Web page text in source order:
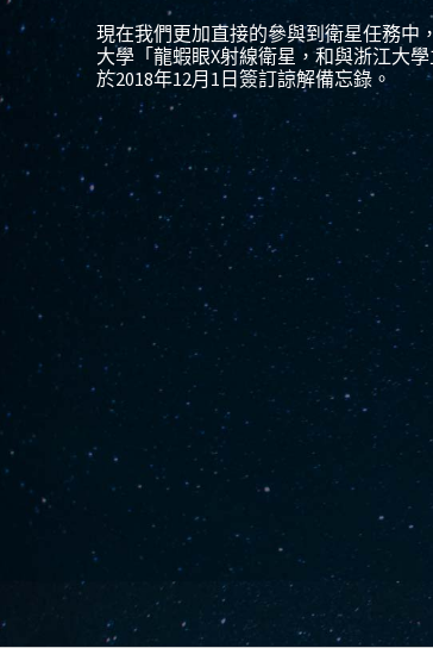
現在我們更加直接的參與到衛星任務中
大學「龍蝦眼X射線衛星，和與浙江大
於2018年12月 1 日簽訂諒解備忘錄。